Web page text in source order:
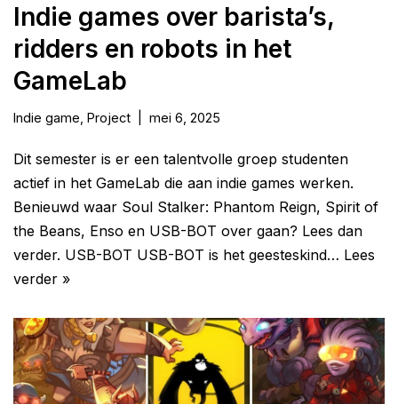
Indie games over barista’s,
ridders en robots in het
GameLab
Indie game Project mei 6, 2025
Dit semester is er een talentvolle groep studenten
actief in het GameLab die aan indie games werken.
Benieuwd waar Soul Stalker: Phantom Reign, Spirit of
the Beans, Enso en USB-BOT over gaan? Lees dan
verder. USB-BOT USB-BOT is het geesteskind… Lees
verder »